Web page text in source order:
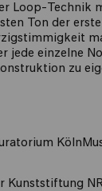
Loop-Technik
Ton der
jede einzelne
zu
Kunststiftung